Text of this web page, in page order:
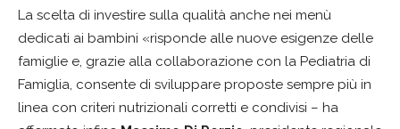
La scelta di investire sulla qualità anche nei menù
dedicati ai bambini «risponde alle nuove esigenze delle
famiglie e, grazie alla collaborazione con la Pediatria di
Famiglia, consente di sviluppare proposte sempre più in
linea con criteri nutrizionali corretti e condivisi – ha